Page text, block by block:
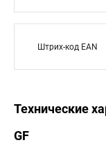
Штрих-код EAN
Технические
GF